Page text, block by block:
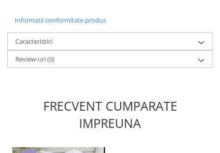
Informatii conformitate produs
Caracteristici
Review-uri(0)
FRECVENT CUMPARATE
IMPREUNA